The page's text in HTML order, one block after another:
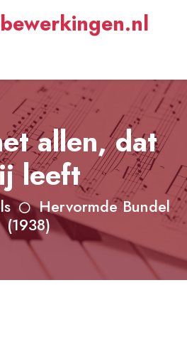
allen, dat
leeft
Hervormde Bundel
(1938)